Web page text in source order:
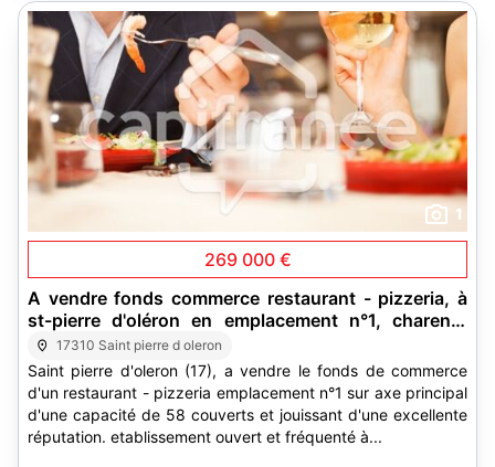
1
269 000 €
A vendre fonds commerce restaurant - pizzeria, à
st-pierre d'oléron en emplacement n°1, charente
maritime (17)
17310 Saint pierre d oleron
Saint pierre d'oleron (17), a vendre le fonds de commerce
d'un restaurant - pizzeria emplacement n°1 sur axe principal
d'une capacité de 58 couverts et jouissant d'une excellente
réputation. etablissement ouvert et fréquenté à...